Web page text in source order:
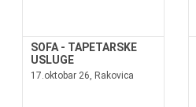
SOFA - TAPETARSKE
USLUGE
17.oktobar 26, Rakovica